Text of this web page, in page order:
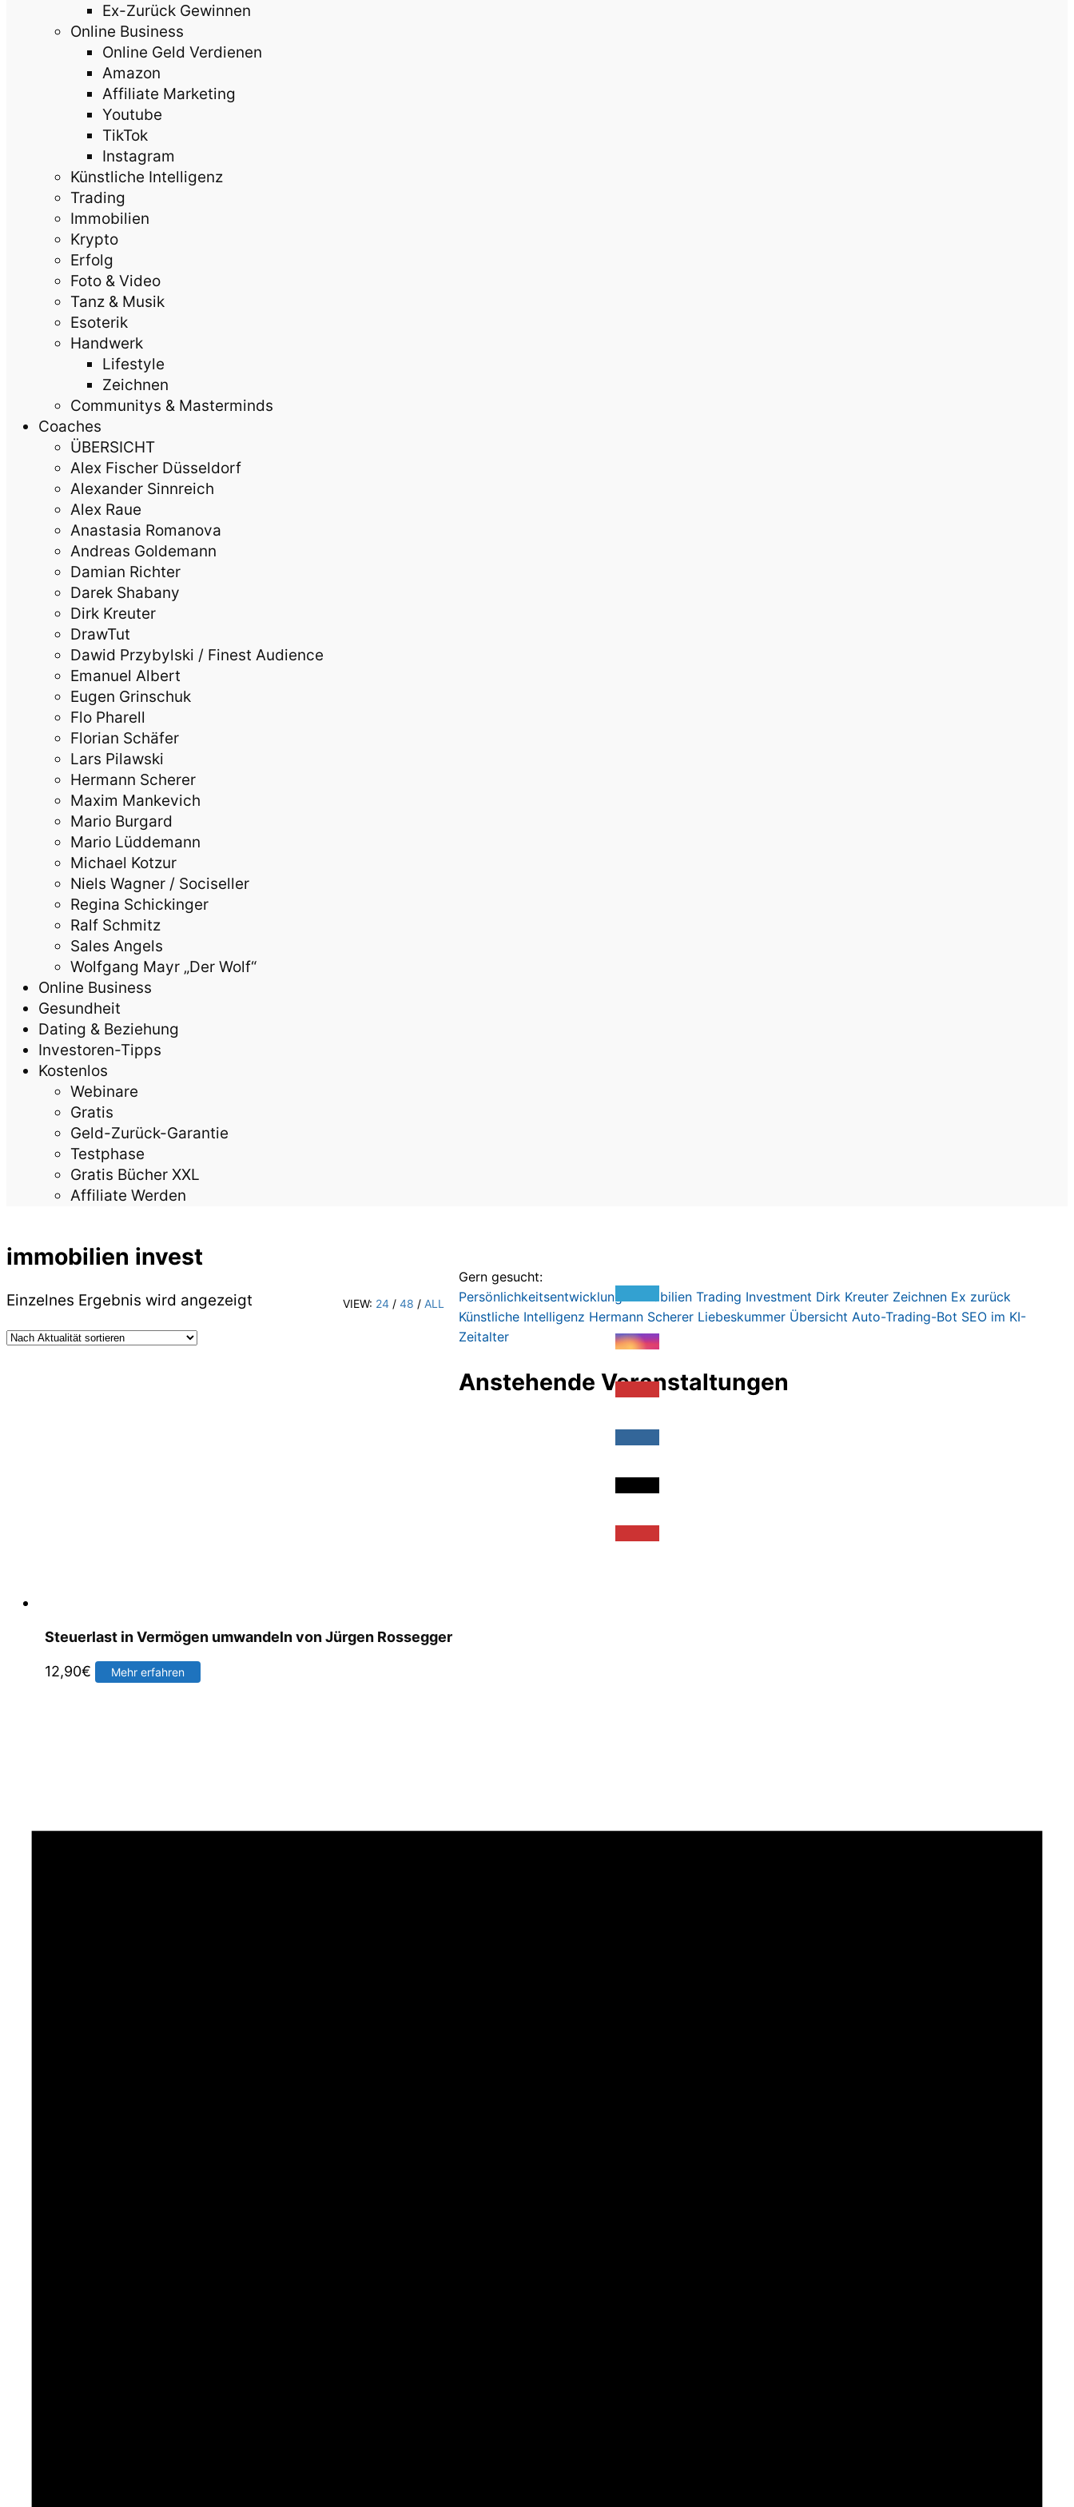
Ex-Zurück Gewinnen
Online Business
Online Geld Verdienen
Amazon
Affiliate Marketing
Youtube
TikTok
Instagram
Künstliche Intelligenz
Trading
Immobilien
Krypto
Erfolg
Foto & Video
Tanz & Musik
Esoterik
Handwerk
Lifestyle
Zeichnen
Communitys & Masterminds
Coaches
ÜBERSICHT
Alex Fischer Düsseldorf
Alexander Sinnreich
Alex Raue
Anastasia Romanova
Andreas Goldemann
Damian Richter
Darek Shabany
Dirk Kreuter
DrawTut
Dawid Przybylski / Finest Audience
Emanuel Albert
Eugen Grinschuk
Flo Pharell
Florian Schäfer
Lars Pilawski
Hermann Scherer
Maxim Mankevich
Mario Burgard
Mario Lüddemann
Michael Kotzur
Niels Wagner / Sociseller
Regina Schickinger
Ralf Schmitz
Sales Angels
Wolfgang Mayr „Der Wolf“
Online Business
Gesundheit
Dating & Beziehung
Investoren-Tipps
Kostenlos
Webinare
Gratis
Geld-Zurück-Garantie
Testphase
Gratis Bücher XXL
Affiliate Werden
immobilien invest
VIEW: 24 / 48 / ALL
Einzelnes Ergebnis wird angezeigt
Steuerlast in Vermögen umwandeln von Jürgen Rossegger
12,90€ Mehr erfahren
Gern gesucht:
Persönlichkeitsentwicklung
Immobilien Trading Investment Dirk Kreuter Zeichnen Ex zurück
Künstliche Intelligenz Hermann Scherer Liebeskummer Übersicht Auto-Trading-Bot SEO im KI-
Zeitalter
Anstehende Veranstaltungen